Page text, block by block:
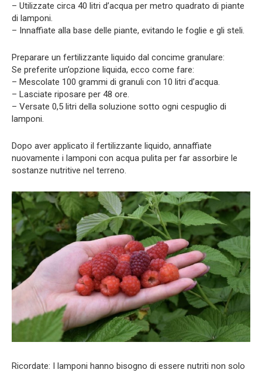
– Utilizzate circa 40 litri d’acqua per metro quadrato di piante
di lamponi.
– Innaffiate alla base delle piante, evitando le foglie e gli steli.
Preparare un fertilizzante liquido dal concime granulare:
Se preferite un’opzione liquida, ecco come fare:
– Mescolate 100 grammi di granuli con 10 litri d’acqua.
– Lasciate riposare per 48 ore.
– Versate 0,5 litri della soluzione sotto ogni cespuglio di
lamponi.
Dopo aver applicato il fertilizzante liquido, annaffiate
nuovamente i lamponi con acqua pulita per far assorbire le
sostanze nutritive nel terreno.
Ricordate: I lamponi hanno bisogno di essere nutriti non solo